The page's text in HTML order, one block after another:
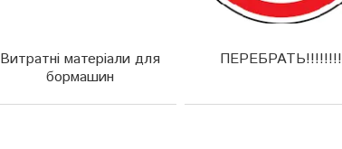
Витратні матеріали для
бормашин
ПЕРЕБРАТЬ!!!!!!!!